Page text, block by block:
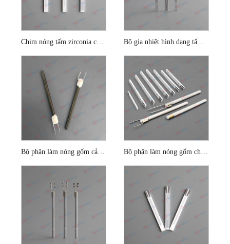
Chim nóng tấm zirconia cho cảm biến oxy Bộ gia nhiệt hình dạng tấm cho cảm biến Lambda
Bộ phận làm nóng gốm cảm biến oxy 1ohm Silicon Nitride